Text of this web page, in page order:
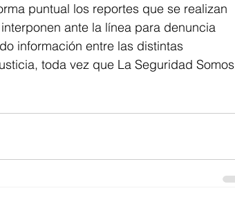
puntual los reportes que se realizan
ante la línea para denuncia
información entre las distintas
toda vez que La Seguridad Somos